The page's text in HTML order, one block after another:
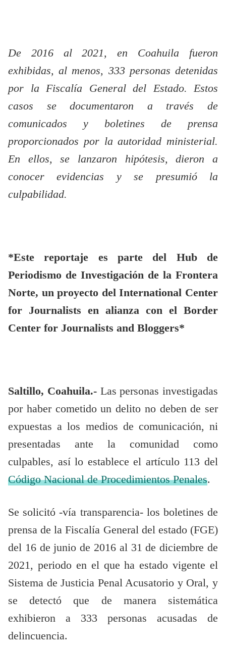
De 2016 al 2021, en Coahuila fueron
exhibidas, al menos, 333 personas detenidas
por la Fiscalía General del Estado. Estos
casos se documentaron a través de
comunicados y boletines de prensa
proporcionados por la autoridad ministerial.
En ellos, se lanzaron hipótesis, dieron a
conocer evidencias y se presumió la
culpabilidad.
*Este reportaje es parte del Hub de
Periodismo de Investigación de la Frontera
Norte, un proyecto del International Center
for Journalists en alianza con el Border
Center for Journalists and Bloggers*
Saltillo, Coahuila.-Las personas investigadas
por haber cometido un delito no deben de ser
expuestas a los medios de comunicación, ni
presentadas ante la comunidad como
culpables, así lo establece el artículo 113 del
Código Nacional de Procedimientos Penales.
Se solicitó -vía transparencia- los boletines de
prensa de la Fiscalía General del estado (FGE)
del 16 de junio de 2016 al 31 de diciembre de
2021, periodo en el que ha estado vigente el
Sistema de Justicia Penal Acusatorio y Oral, y
se detectó que de manera sistemática
exhibieron a 333 personas acusadas de
delincuencia.